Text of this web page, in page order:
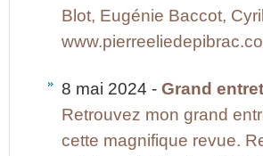
Blot, Eugénie Baccot,
8 mai 2024 - Grand
Retrouvez mon grand
cette magnifique revue.